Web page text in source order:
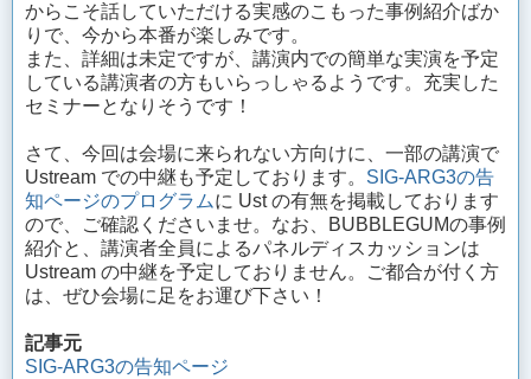
からこそ話していただける実感のこもった事例紹介ばか
りで、今から本番が楽しみです。
また、詳細は未定ですが、講演内での簡単な実演を予定
している講演者の方もいらっしゃるようです。充実した
セミナーとなりそうです！
さて、今回は会場に来られない方向けに、一部の講演で
Ustream での中継も予定しております。 SIG-ARG3の告
知ページのプログラムに Ust の有無を掲載しております
ので、ご確認くださいませ。なお、BUBBLEGUMの事例
紹介と、講演者全員によるパネルディスカッションは
Ustream の中継を予定しておりません。ご都合が付く方
は、ぜひ会場に足をお運び下さい！
記事元
SIG-ARG3の告知ページ